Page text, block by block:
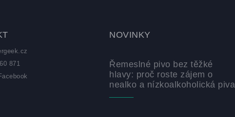
871
NOVINKY
Řemeslné pivo bez těžké
hlavy: proč roste zájem o
nealko a nízkoalkoholická piva